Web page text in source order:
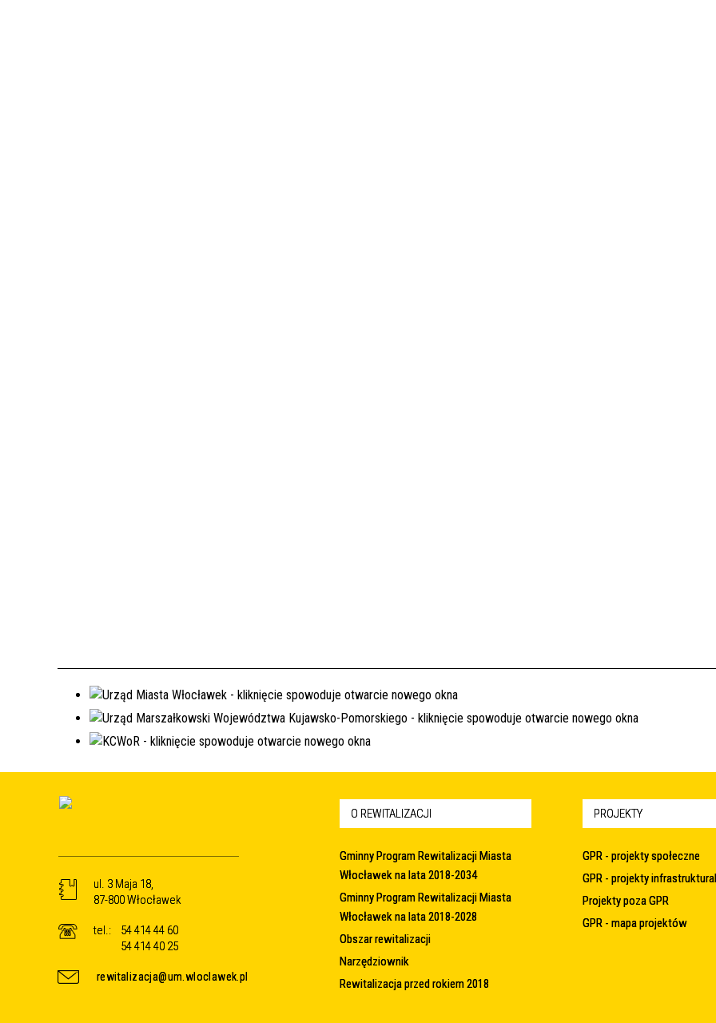
ul. 3 Maja 18,
87-800 Włocławek
tel.:
54 414 44 60
54 414 40 25
rewitalizacja@um.wloclawek.pl
O REWITALIZACJI
Gminny Program Rewitalizacji Miasta
Włocławek na lata 2018-2034
Gminny Program Rewitalizacji Miasta
Włocławek na lata 2018-2028
Obszar rewitalizacji
Narzędziownik
Rewitalizacja przed rokiem 2018
PROJEKTY
GPR - projekty społeczne
GPR - projekty
Projekty poza GPR
GPR - mapa projektów